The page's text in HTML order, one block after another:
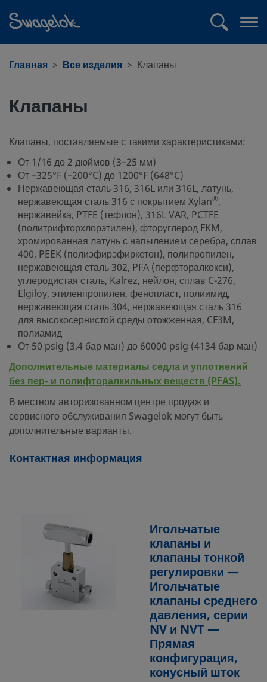
Главная
Все изделия Клапаны
Клапаны
Клапаны, поставляемые с такими характеристиками:
От 1/16 до 2 дюймов (3–25 мм)
От –325°F (–200°C) до 1200°F (648°C)
Нержавеющая сталь 316, 316L или 316L, латунь,
нержавеющая сталь 316 с покрытием Xylan®,
нержавейка, PTFE (тефлон), 316L VAR, PCTFE
(политрифторхлорэтилен), фторуглерод FKM,
хромированная латунь с напылением серебра, сплав
400, PEEK (полиэфирэфиркетон), полипропилен,
нержавеющая сталь 302, PFA (перфторалкокси),
углеродистая сталь, Kalrez, нейлон, сплав C-276,
Elgiloy, этиленпропилен, фенопласт, полиимид,
нержавеющая сталь 304, нержавеющая сталь 316
для высокосернистой среды отожженная, CF3M,
полиамид
От 50 psig (3,4 бар ман) до 60000 psig (4134 бар ман)
Дополнительные материалы седла и уплотнений
без пер- и полифторалкильных веществ (PFAS).
В местном авторизованном центре продаж и
сервисного обслуживания Swagelok могут быть
дополнительные варианты.
Контактная информация
Игольчатые
клапаны и
клапаны тонкой
регулировки —
Игольчатые
клапаны среднего
давления, серии
NV и NVT —
Прямая
конфигурация,
конусный шток